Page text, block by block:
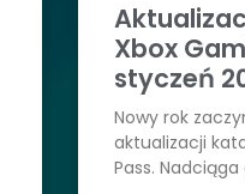
Xbox
styczeń
Nowy rok
aktualizacji
Pass.